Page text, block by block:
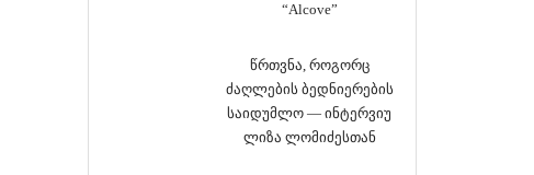
“Alcove”
წრთვნა, როგორც
ძაღლების ბედნიერების
საიდუმლო — ინტერვიუ
ლიზა ლომიძესთან